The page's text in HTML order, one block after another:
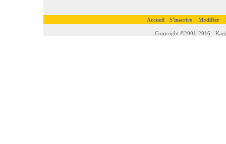
Accueil S'inscrire Modifier
..:: Copyright ©2001-2016 -